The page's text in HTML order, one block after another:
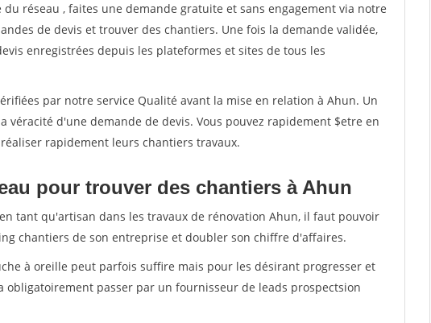
du réseau , faites une demande gratuite et sans engagement via notre
de devis et trouver des chantiers. Une fois la demande validée,
enregistrées depuis les plateformes et sites de tous les
par notre service Qualité avant la mise en relation à Ahun. Un
véracité d'une demande de devis. Vous pouvez rapidement $etre en
rapidement leurs chantiers travaux.
pour trouver des chantiers à Ahun
tant qu'artisan dans les travaux de rénovation Ahun, il faut pouvoir
chantiers de son entreprise et doubler son chiffre d'affaires.
à oreille peut parfois suffire mais pour les désirant progresser et
passer par un fournisseur de leads prospectsion